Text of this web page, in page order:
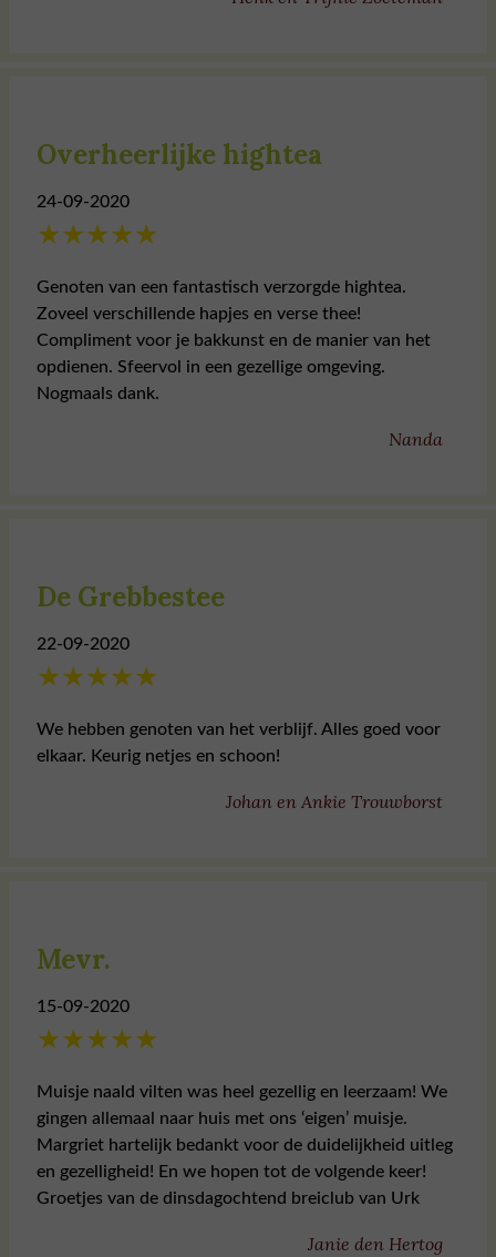
Overheerlijke hightea
24-09-2020
★★★★★
Genoten van een fantastisch verzorgde hightea.
Zoveel verschillende hapjes en verse thee!
Compliment voor je bakkunst en de manier van het
opdienen. Sfeervol in een gezellige omgeving.
Nogmaals dank.
Nanda
De Grebbestee
22-09-2020
★★★★★
We hebben genoten van het verblijf. Alles goed voor
elkaar. Keurig netjes en schoon!
Johan en Ankie Trouwborst
Mevr.
15-09-2020
★★★★★
Muisje naald vilten was heel gezellig en leerzaam! We
gingen allemaal naar huis met ons ‘eigen’ muisje.
Margriet hartelijk bedankt voor de duidelijkheid uitleg
en gezelligheid! En we hopen tot de volgende keer!
Groetjes van de dinsdagochtend breiclub van Urk
Janie den Hertog